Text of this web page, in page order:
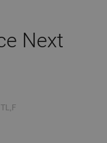
Next
TL,F